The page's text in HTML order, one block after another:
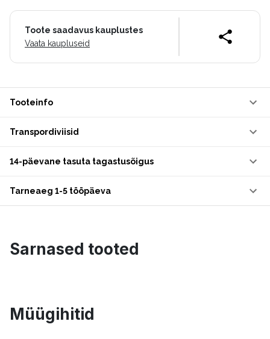
Toote saadavus kauplustes
Vaata kaupluseid
Tooteinfo
Transpordiviisid
14-päevane tasuta tagastusõigus
Tarneaeg 1-5 tööpäeva
Sarnased tooted
Müügihitid